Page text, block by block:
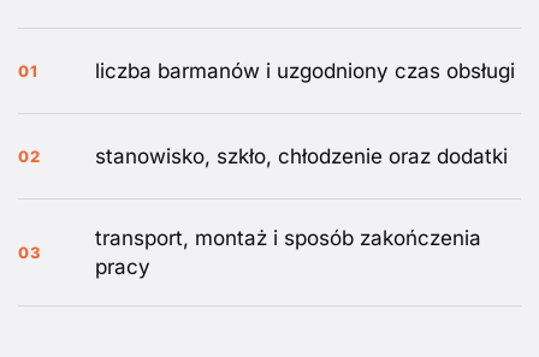
01 liczba barmanów i uzgodniony czas obsługi
02 stanowisko, szkło, chłodzenie oraz dodatki
03
transport, montaż i sposób zakończenia
pracy